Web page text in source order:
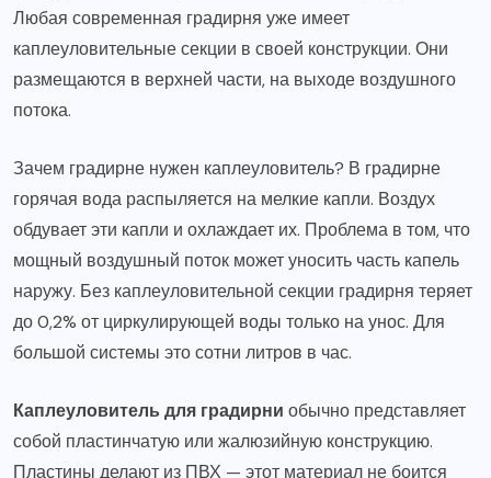
Любая современная градирня уже имеет
каплеуловительные секции в своей конструкции. Они
размещаются в верхней части, на выходе воздушного
потока.
Зачем градирне нужен каплеуловитель? В градирне
горячая вода распыляется на мелкие капли. Воздух
обдувает эти капли и охлаждает их. Проблема в том, что
мощный воздушный поток может уносить часть капель
наружу. Без каплеуловительной секции градирня теряет
до 0,2% от циркулирующей воды только на унос. Для
большой системы это сотни литров в час.
Каплеуловитель для градирни обычно представляет
собой пластинчатую или жалюзийную конструкцию.
Пластины делают из ПВХ — этот материал не боится